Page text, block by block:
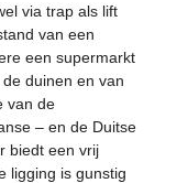
via trap als lift
van een
een supermarkt
duinen en van
van de
– en de Duitse
biedt een vrij
ligging is gunstig